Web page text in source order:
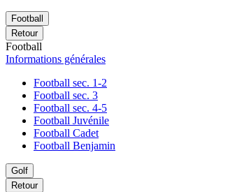
Football
Retour
Football
Informations générales
Football sec. 1-2
Football sec. 3
Football sec. 4-5
Football Juvénile
Football Cadet
Football Benjamin
Golf
Retour